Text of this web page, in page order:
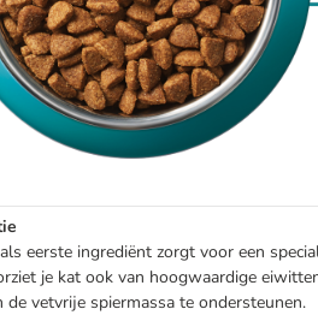
eerste ingrediënt zorgt voor een
je kat ook van hoogwaardige
de vetvrije spiermassa te ondersteunen.